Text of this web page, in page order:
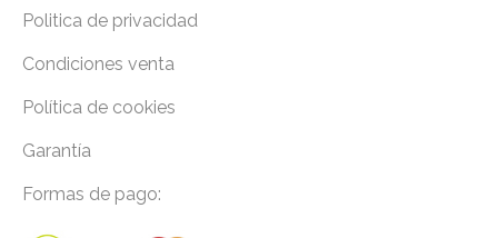
Politica de privacidad
Condiciones venta
Política de cookies
Garantía
Formas de pago: